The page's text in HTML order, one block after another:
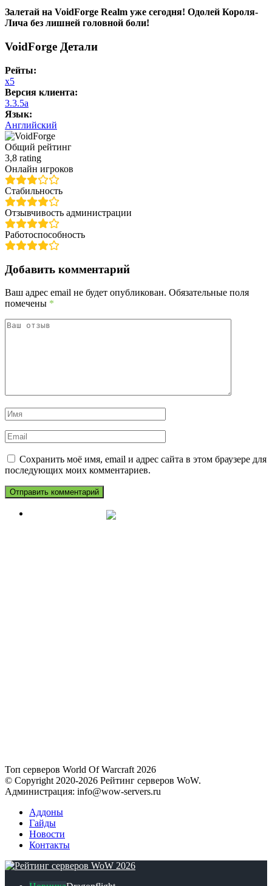
Залетай на VoidForge Realm уже сегодня! Одолей Короля-
Лича без лишней головной боли!
VoidForge Детали
Рейты:
x5
Версия клиента:
3.3.5a
Язык:
Английский
Общий рейтинг
3,8 rating
Онлайн игроков
Стабильность
Отзывчивость администрации
Работоспособность
Добавить комментарий
Ваш адрес email не будет опубликован. Обязательные поля
помечены *
Сохранить моё имя, email и адрес сайта в этом браузере для
последующих моих комментариев.
Топ серверов World Of Warcraft 2026
© Copyright 2020-2026 Рейтинг серверов WoW.
Администрация: info@wow-servers.ru
Аддоны
Гайды
Новости
Контакты